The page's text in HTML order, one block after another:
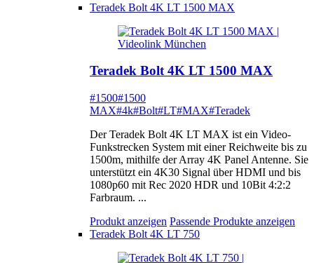
Teradek Bolt 4K LT 1500 MAX
Teradek Bolt 4K LT 1500 MAX
#1500#1500
MAX#4k#Bolt#LT#MAX#Teradek
Der Teradek Bolt 4K LT MAX ist ein Video-
Funkstrecken System mit einer Reichweite bis zu
1500m, mithilfe der Array 4K Panel Antenne. Sie
unterstützt ein 4K30 Signal über HDMI und bis
1080p60 mit Rec 2020 HDR und 10Bit 4:2:2
Farbraum. ...
Produkt anzeigen Passende Produkte anzeigen
Teradek Bolt 4K LT 750